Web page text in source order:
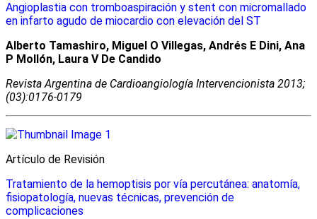
Angioplastia con tromboaspiración y stent con micromallado
en infarto agudo de miocardio con elevación del ST
Alberto Tamashiro, Miguel O Villegas, Andrés E Dini, Ana
P Mollón, Laura V De Candido
Revista Argentina de Cardioangiologí­a Intervencionista 2013;
(03):0176-0179
Artículo de Revisión
Tratamiento de la hemoptisis por vía percutánea: anatomía,
fisiopatología, nuevas técnicas, prevención de
complicaciones